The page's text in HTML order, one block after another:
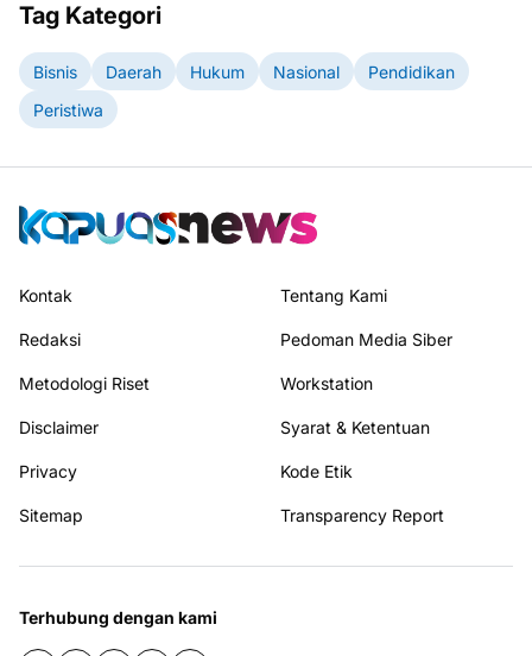
Tag Kategori
Bisnis Daerah Hukum Nasional
Pendidikan
Peristiwa
Kontak Tentang Kami
Redaksi Pedoman Media Siber
Metodologi Riset Workstation
Disclaimer Syarat & Ketentuan
Privacy Kode Etik
Sitemap Transparency Report
Terhubung dengan kami